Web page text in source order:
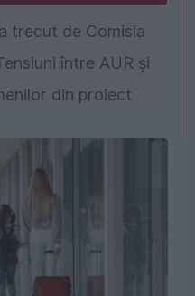
trecut de Comisia
între AUR și
din proiect